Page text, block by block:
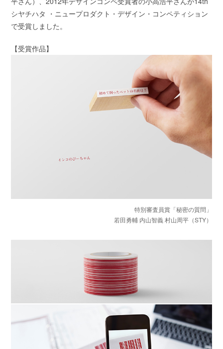
シヤチハタ ・ニュープロダクト・デザイン・コンペティション
で受賞しました。
【受賞作品】
特別審査員賞「秘密の質問」
若田勇輔 内山智義 村山周平（STY）